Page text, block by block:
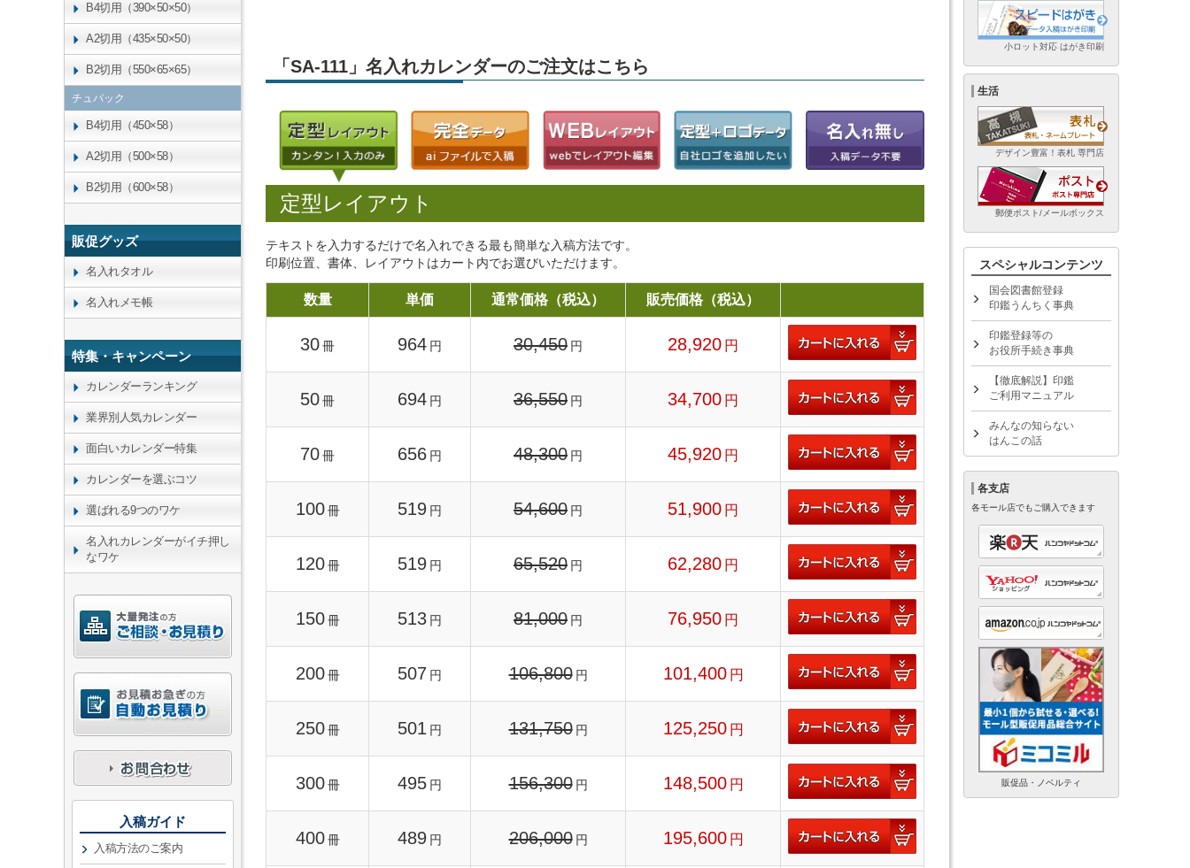
「SA-111」名入れカレンダーのご注文はこちら
定型レイアウト
テキストを入力するだけで名入れできる最も簡単な入稿方法です。
印刷位置、書体、レイアウトはカート内でお選びいただけます。
数量 単価 通常価格（税込） 販売価格（税込）
30冊 964 円 30,450 円 28,920 円
50冊 694 円 36,550 円 34,700 円
70冊 656 円 48,300 円 45,920 円
100 冊 519 円 54,600 円 51,900 円
120 冊 519 円 65,520 円 62,280 円
150 冊 513 円 81,000 円 76,950 円
200 冊 507 円 106,800 円 101,400 円
250 冊 501 円 131,750 円 125,250 円
300 冊 495 円 156,300 円 148,500 円
400 冊 489 円 206,000 円 195,600 円
B4切用（390×50×50）
A2切用（435×50×50）
B2切用（550×65×65）
チュパック
B4切用（450×58）
A2切用（500×58）
B2切用（600×58）
販促グッズ
名入れタオル
名入れメモ帳
特集・キャンペーン
カレンダーランキング
業界別人気カレンダー
面白いカレンダー特集
カレンダーを選ぶコツ
選ばれる9つのワケ
名入れカレンダーがイチ押し
なワケ
入稿ガイド
入稿方法のご案内
小ロット対応 はがき印刷
生活
デザイン豊富！表札 専門店
郵便ポスト/メールボックス
スペシャルコンテンツ
国会図書館登録
印鑑うんちく事典
印鑑登録等の
お役所手続き事典
【徹底解説】印鑑
ご利用マニュアル
みんなの知らない
はんこの話
各支店
各モール店でもご購入できます
販促品・ノベルティ